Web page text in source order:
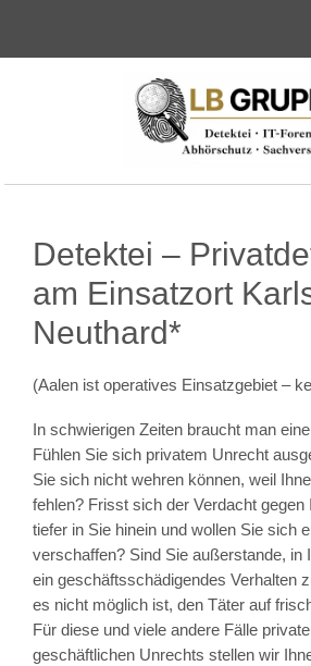
Detektei –
am Einsatzort
Neuthard*
(Aalen ist operatives Einsatzgebiet –
In schwierigen Zeiten braucht man
Fühlen Sie sich privatem Unrecht
Sie sich nicht wehren können, weil
fehlen? Frisst sich der Verdacht
tiefer in Sie hinein und wollen Sie sich
verschaffen? Sind Sie außerstande, in
ein geschäftsschädigendes Verhalten
es nicht möglich ist, den Täter auf
Für diese und viele andere Fälle
geschäftlichen Unrechts stellen wir